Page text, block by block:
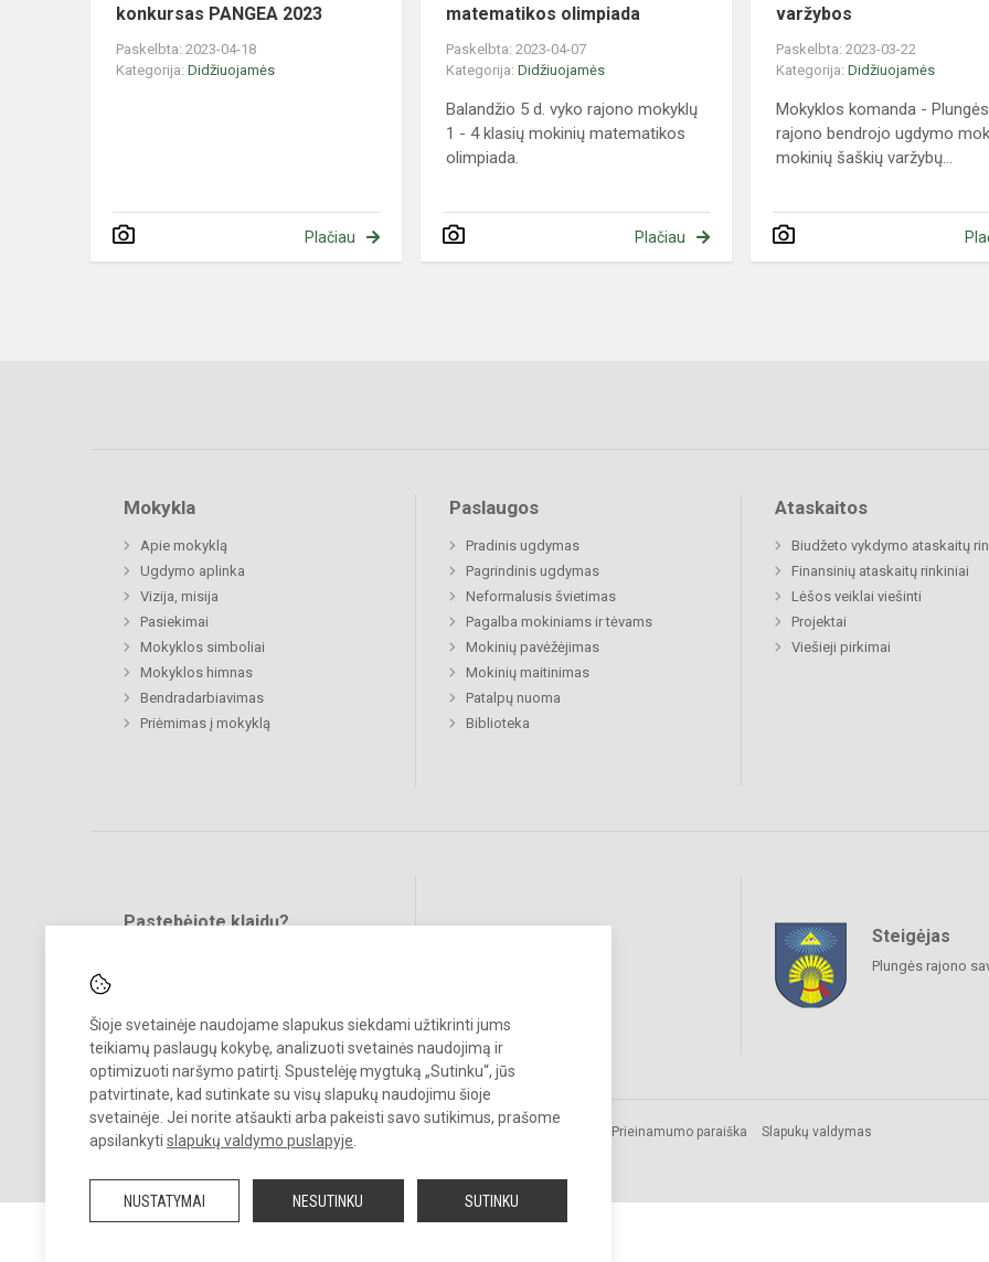
Šioje svetainėje naudojame slapukus siekdami užtikrinti jums
teikiamų paslaugų kokybę, analizuoti svetainės naudojimą ir
optimizuoti naršymo patirtį. Spustelėję mygtuką „Sutinku“, jūs
patvirtinate, kad sutinkate su visų slapukų naudojimu šioje
svetainėje. Jei norite atšaukti arba pakeisti savo sutikimus, prašome
apsilankyti slapukų valdymo puslapyje
NUSTATYMAI NESUTINKU SUTINKU
konkursas PANGEA 2023
Paskelbta: 2023-04-18
Kategorija: Didžiuojamės
Plačiau
matematikos olimpiada
Paskelbta: 2023-04-07
Kategorija:Didžiuojamės
Balandžio 5 d. vyko rajono mokyklų
1 - 4 klasių mokinių matematikos
olimpiada.
Plačiau
varžybos
Paskelbta: 2023-03-22
Kategorija:Didžiuojamės
Mokyklos komanda - Plungės
rajono bendrojo ugdymo
mokinių šaškių varžybų...
Mokykla
Apie mokyklą
Ugdymo aplinka
Vizija, misija
Pasiekimai
Mokyklos simboliai
Mokyklos himnas
Bendradarbiavimas
Priėmimas į mokyklą
Paslaugos
Pradinis ugdymas
Pagrindinis ugdymas
Neformalusis švietimas
Pagalba mokiniams ir tėvams
Mokinių pavėžėjimas
Mokinių maitinimas
Patalpų nuoma
Biblioteka
Ataskaitos
Biudžeto vykdymo ataskaitų
Finansinių ataskaitų rinkiniai
Lėšos veiklai viešinti
Projektai
Viešieji pirkimai
Pastebėjote klaidų?
Steigėjas
Plungės rajono
© 2022. Plungės Senamiesčio mokykla. Visos teisės saugomos.
Kopijuoti turinį be raštiško gimnazijos sutikimo griežtai draudžiama.
Prieinamumo paraiška Slapukų valdymas